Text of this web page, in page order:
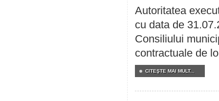
Autoritatea
cu data de
Consiliului
contractuale de
CITEŞTE MAI MULT...